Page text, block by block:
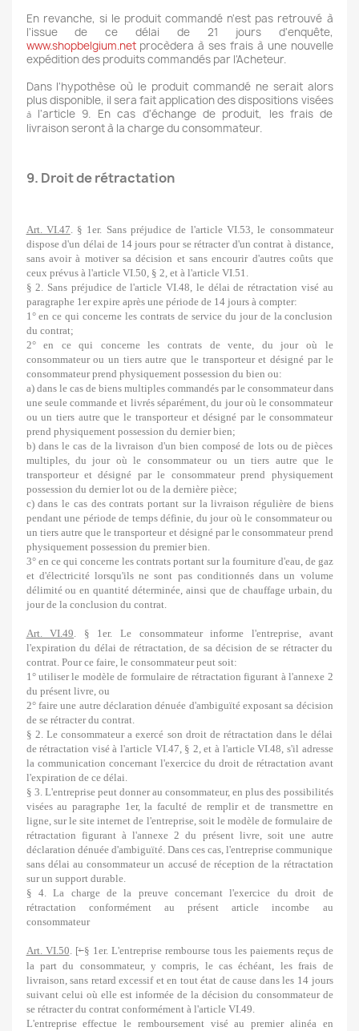
En revanche, si le produit commandé n'est pas retrouvé à
l'issue de ce délai de 21 jours d'enquête,
www.shopbelgium.netprocèdera à ses frais à une nouvelle
expédition des produits commandés par l'Acheteur.
Dans l'hypothèse où le produit commandé ne serait alors
plus disponible, il sera fait application des dispositions visées
àl'article 9. En cas d'échange de produit, les frais de
livraison seront à la charge du consommateur.
9. Droit de rétractation
Art. VI.47. § 1er. Sans préjudice de l'article VI.53, le consommateur
dispose d'un délai de 14 jours pour se rétracter d'un contrat à distance,
sans avoir à motiver sa décision et sans encourir d'autres coûts que
ceux prévus à l'article VI.50, § 2, et à l'article VI.51.
§ 2. Sans préjudice de l'article VI.48, le délai de rétractation visé au
paragraphe 1er expire après une période de 14 jours à compter:
1° en ce qui concerne les contrats de service du jour de la conclusion
du contrat;
2° en ce qui concerne les contrats de vente, du jour où le
consommateur ou un tiers autre que le transporteur et désigné par le
consommateur prend physiquement possession du bien ou:
a) dans le cas de biens multiples commandés par le consommateur dans
une seule commande et livrés séparément, du jour où le consommateur
ou un tiers autre que le transporteur et désigné par le consommateur
prend physiquement possession du dernier bien;
b) dans le cas de la livraison d'un bien composé de lots ou de pièces
multiples, du jour où le consommateur ou un tiers autre que le
transporteur et désigné par le consommateur prend physiquement
possession du dernier lot ou de la dernière pièce;
c) dans le cas des contrats portant sur la livraison régulière de biens
pendant une période de temps définie, du jour où le consommateur ou
un tiers autre que le transporteur et désigné par le consommateur prend
physiquement possession du premier bien.
3° en ce qui concerne les contrats portant sur la fourniture d'eau, de gaz
et d'électricité lorsqu'ils ne sont pas conditionnés dans un volume
délimité ou en quantité déterminée, ainsi que de chauffage urbain, du
jour de la conclusion du contrat.
Art. VI.49. § 1er. Le consommateur informe l'entreprise, avant
l'expiration du délai de rétractation, de sa décision de se rétracter du
contrat. Pour ce faire, le consommateur peut soit:
1° utiliser le modèle de formulaire de rétractation figurant à l'annexe 2
du présent livre, ou
2° faire une autre déclaration dénuée d'ambiguïté exposant sa décision
de se rétracter du contrat.
§ 2. Le consommateur a exercé son droit de rétractation dans le délai
de rétractation visé à l'article VI.47, § 2, et à l'article VI.48, s'il adresse
la communication concernant l'exercice du droit de rétractation avant
l'expiration de ce délai.
§ 3. L'entreprise peut donner au consommateur, en plus des possibilités
visées au paragraphe 1er, la faculté de remplir et de transmettre en
ligne, sur le site internet de l'entreprise, soit le modèle de formulaire de
rétractation figurant à l'annexe 2 du présent livre, soit une autre
déclaration dénuée d'ambiguïté. Dans ces cas, l'entreprise communique
sans délai au consommateur un accusé de réception de la rétractation
sur un support durable.
§ 4. La charge de la preuve concernant l'exercice du droit de
rétractation conformément au présent article incombe au
consommateur
Art. VI.50. [1§ 1er. L'entreprise rembourse tous les paiements reçus de
la part du consommateur, y compris, le cas échéant, les frais de
livraison, sans retard excessif et en tout état de cause dans les 14 jours
suivant celui où elle est informée de la décision du consommateur de
se rétracter du contrat conformément à l'article VI.49.
L'entreprise effectue le remboursement visé au premier alinéa en